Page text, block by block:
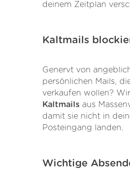
deinem Zeitplan
Kaltmails
Genervt von
persönlichen Mails,
verkaufen wollen? Wir
Kaltmails aus
damit sie nicht in
Posteingang landen.
Wichtige